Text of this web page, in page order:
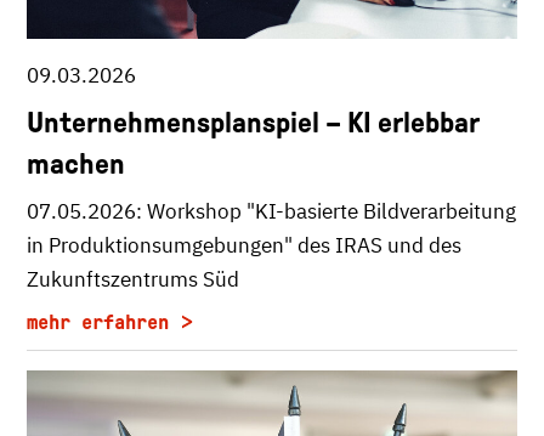
09.03.2026
Unternehmensplanspiel – KI erlebbar
machen
07.05.2026: Workshop "KI-basierte Bildverarbeitung
in Produktionsumgebungen" des IRAS und des
Zukunftszentrums Süd
mehr erfahren